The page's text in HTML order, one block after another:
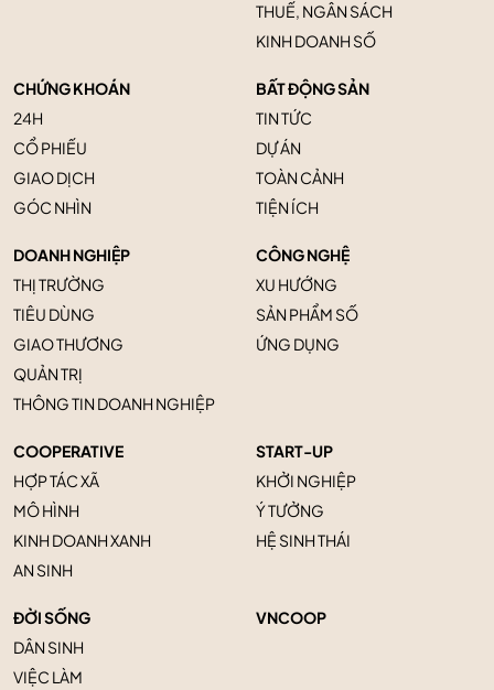
THUẾ, NGÂN SÁCH
KINH DOANH SỐ
CHỨNG KHOÁN
24H
CỔ PHIẾU
GIAO DỊCH
GÓC NHÌN
BẤT ĐỘNG SẢN
TIN TỨC
DỰ ÁN
TOÀN CẢNH
TIỆN ÍCH
DOANH NGHIỆP
THỊ TRƯỜNG
TIÊU DÙNG
GIAO THƯƠNG
QUẢN TRỊ
THÔNG TIN DOANH NGHIỆP
CÔNG NGHỆ
XU HƯỚNG
SẢN PHẨM SỐ
ỨNG DỤNG
COOPERATIVE
HỢP TÁC XÃ
MÔ HÌNH
KINH DOANH XANH
AN SINH
START-UP
KHỞI NGHIỆP
Ý TƯỞNG
HỆ SINH THÁI
ĐỜI SỐNG
DÂN SINH
VIỆC LÀM
VNCOOP